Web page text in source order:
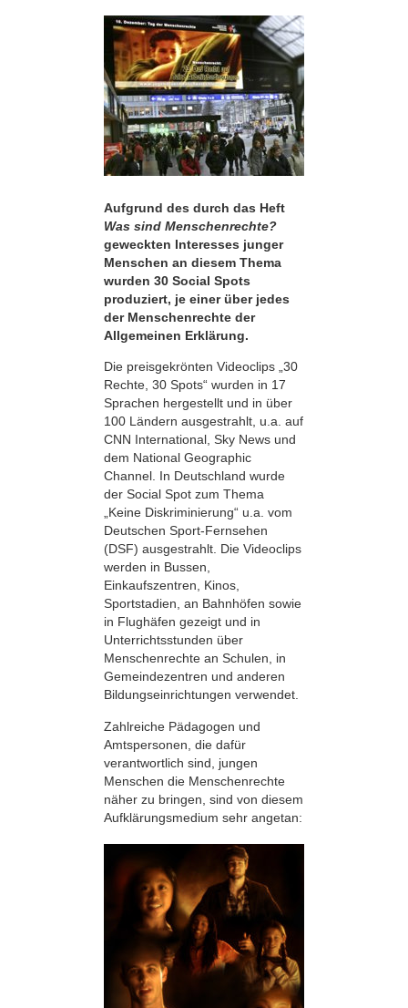
Aufgrund des durch das Heft
Was sind Menschenrechte?
geweckten Interesses junger
Menschen an diesem Thema
wurden 30 Social Spots
produziert, je einer über jedes
der Menschenrechte der
Allgemeinen Erklärung.
Die preisgekrönten Videoclips „30
Rechte, 30 Spots“ wurden in 17
Sprachen hergestellt und in über
100 Ländern ausgestrahlt, u.a. auf
CNN International, Sky News und
dem National Geographic
Channel. In Deutschland wurde
der Social Spot zum Thema
„Keine Diskriminierung“ u.a. vom
Deutschen Sport-Fernsehen
(DSF) ausgestrahlt. Die Videoclips
werden in Bussen,
Einkaufszentren, Kinos,
Sportstadien, an Bahnhöfen sowie
in Flughäfen gezeigt und in
Unterrichtsstunden über
Menschenrechte an Schulen, in
Gemeindezentren und anderen
Bildungseinrichtungen verwendet.
Zahlreiche Pädagogen und
Amtspersonen, die dafür
verantwortlich sind, jungen
Menschen die Menschenrechte
näher zu bringen, sind von diesem
Aufklärungsmedium sehr angetan: